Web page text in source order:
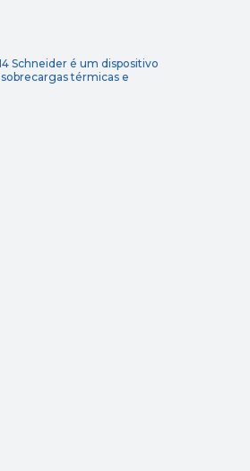
Schneider é um dispositivo
térmicas e